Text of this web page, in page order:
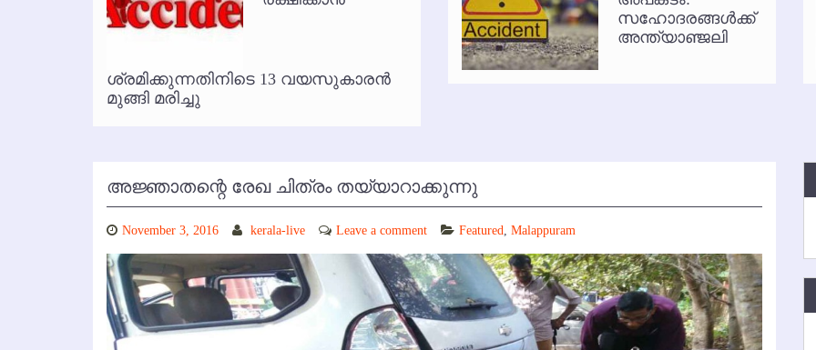
കോഴിക്കോട് വിമാനത്താവളത്തില്‍ അനധികൃത പാര്‍ക്കിംഗ് പിരിവ് : പരാതി തള്ളി
ശ്രമിക്കുന്നതിനിടെ 13 വയസുകാരന്‍
മുങ്ങി മരിച്ചു
സഹോദരങ്ങള്‍ക്ക്
അന്ത്യാഞ്ജലി
അജ്ഞാതന്റെ രേഖ ചിത്രം തയ്യാറാക്കുന്നു
November 3, 2016 kerala-live Leave a comment Featured, Malappuram